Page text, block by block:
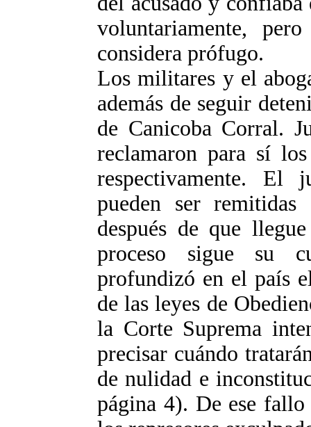
voluntariamente,
considera prófugo.
Los militares y el
además de seguir
de Canicoba Corral.
reclamaron para sí
respectivamente. El
pueden ser
después de que
proceso sigue su
profundizó en el país
de las leyes de
la Corte Suprema
precisar cuándo
de nulidad e
página 4). De ese